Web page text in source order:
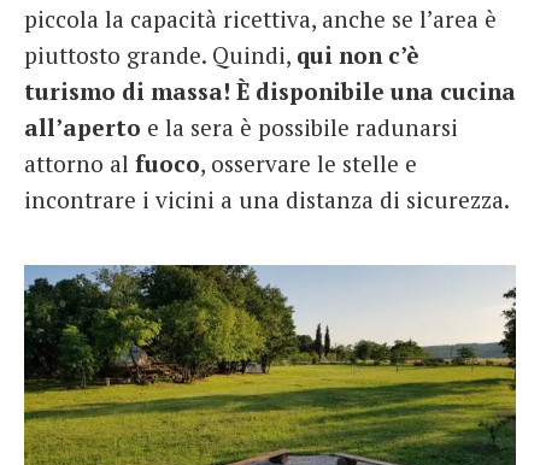
piccola la capacità ricettiva, anche se l’area è
piuttosto grande. Quindi, qui non c’è
turismo di massa! È disponibile una cucina
all’aperto e la sera è possibile radunarsi
attorno al fuoco, osservare le stelle e
incontrare i vicini a una distanza di sicurezza.